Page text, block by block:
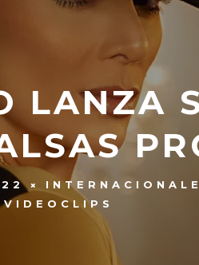
LANZA
VIDEOCLIPS